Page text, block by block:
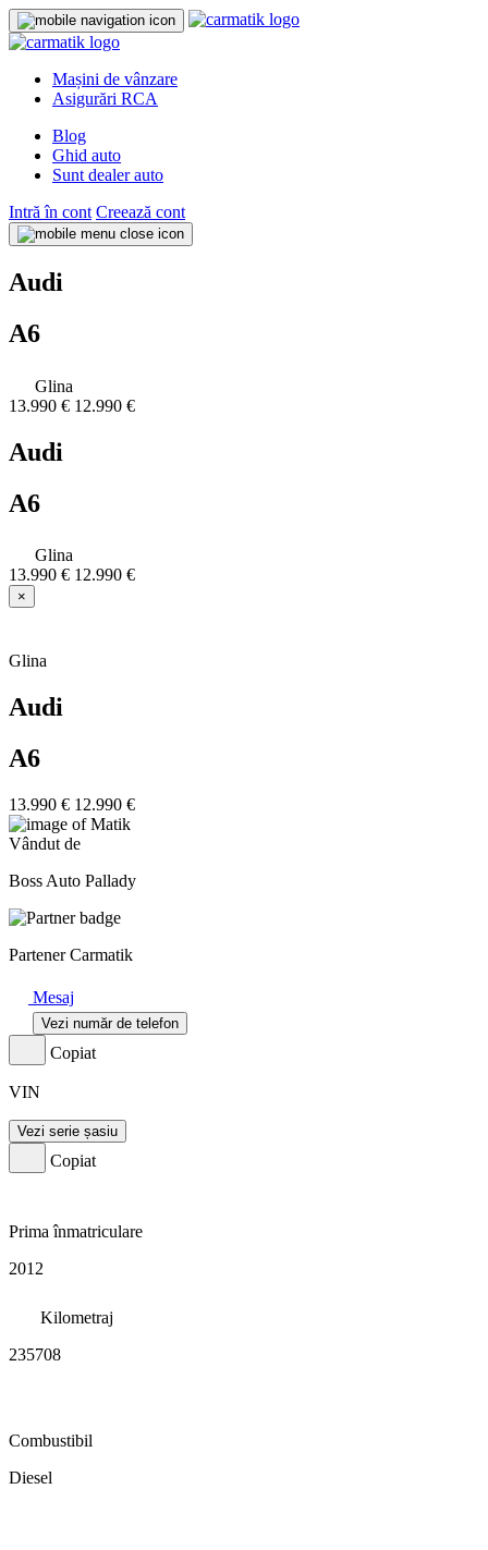
Mașini de vânzare
Asigurări RCA
Blog
Ghid auto
Sunt dealer auto
Intră în cont Creează cont
Audi
A6
Glina
13.990 € 12.990 €
Audi
A6
Glina
13.990 € 12.990 €
×
Glina
Audi
A6
13.990 € 12.990 €
Vândut de
Boss Auto Pallady
Partener Carmatik
Mesaj
Vezi număr de telefon
Copiat
VIN
Vezi serie șasiu
Copiat
Prima înmatriculare
2012
Kilometraj
235708
Combustibil
Diesel